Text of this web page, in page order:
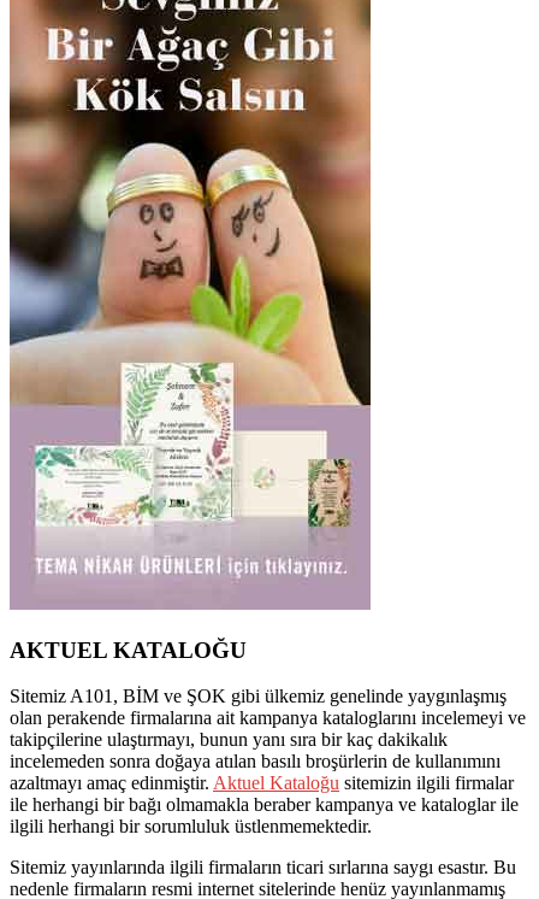
AKTUEL KATALOĞU
Sitemiz A101, BİM ve ŞOK gibi ülkemiz genelinde yaygınlaşmış
olan perakende firmalarına ait kampanya kataloglarını incelemeyi ve
takipçilerine ulaştırmayı, bunun yanı sıra bir kaç dakikalık
incelemeden sonra doğaya atılan basılı broşürlerin de kullanımını
azaltmayı amaç edinmiştir. Aktuel Kataloğu sitemizin ilgili firmalar
ile herhangi bir bağı olmamakla beraber kampanya ve kataloglar ile
ilgili herhangi bir sorumluluk üstlenmemektedir.
Sitemiz yayınlarında ilgili firmaların ticari sırlarına saygı esastır. Bu
nedenle firmaların resmi internet sitelerinde henüz yayınlanmamış